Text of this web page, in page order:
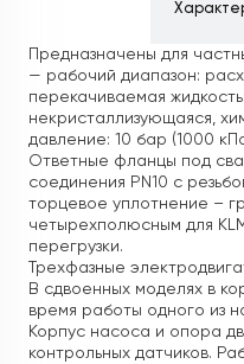
Предназначены для
— рабочий диапазон:
перекачиваемая
некристаллизующаяся,
давление: 10 бар (1000
Ответные фланцы под
соединения PN10 с
торцевое уплотнение –
четырехполюсным для
перегрузки.
Трехфазные
В сдвоенных моделях в
время работы одного из
Корпус насоса и опора
контрольных датчиков.